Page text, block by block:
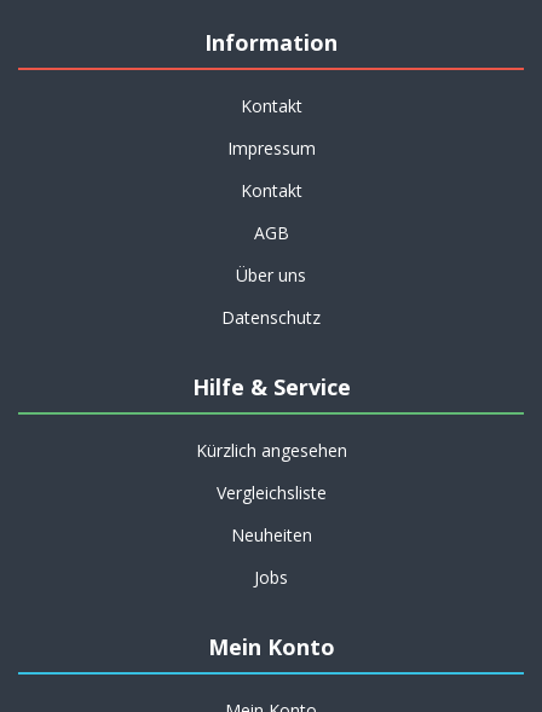
Information
Kontakt
Impressum
Kontakt
AGB
Über uns
Datenschutz
Hilfe & Service
Kürzlich angesehen
Vergleichsliste
Neuheiten
Jobs
Mein Konto